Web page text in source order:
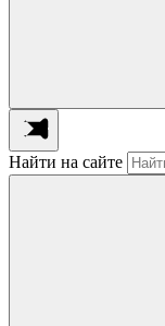
Найти на сайте